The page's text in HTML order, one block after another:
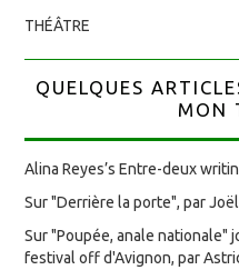
THÉÂTRE
QUELQUES
MON
Alina Reyes’s Entre-deux
Sur "Derrière la porte", par
Sur "Poupée, anale nationale"
festival off d'Avignon, par